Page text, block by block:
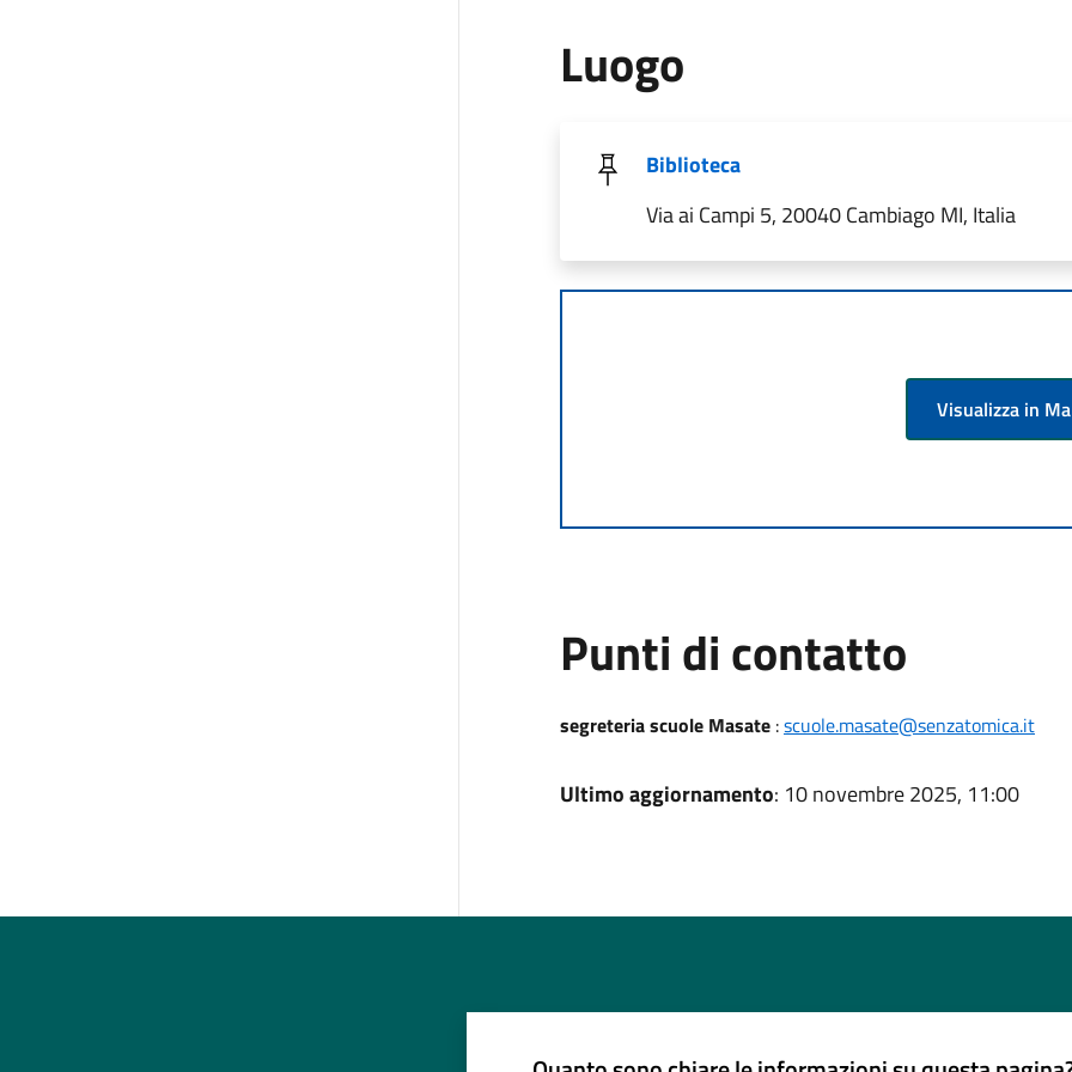
Luogo
Biblioteca
Via ai Campi 5, 20040 Cambiago MI, Italia
Visualizza in
Punti di contatto
segreteria scuole Masate:scuole.masate@senzatomica.it
Ultimo aggiornamento: 10 novembre 2025, 11:00